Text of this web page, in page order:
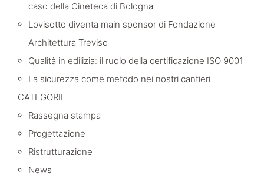
caso della Cineteca di Bologna
Lovisotto diventa main sponsor di Fondazione
Architettura Treviso
Qualità in edilizia: il ruolo della certificazione ISO 9001
La sicurezza come metodo nei nostri cantieri
CATEGORIE
Rassegna stampa
Progettazione
Ristrutturazione
News